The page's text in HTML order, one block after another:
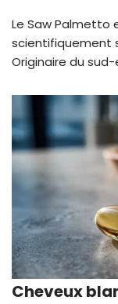
Le Saw Palmetto
scientifiquement
Originaire du
Cheveux